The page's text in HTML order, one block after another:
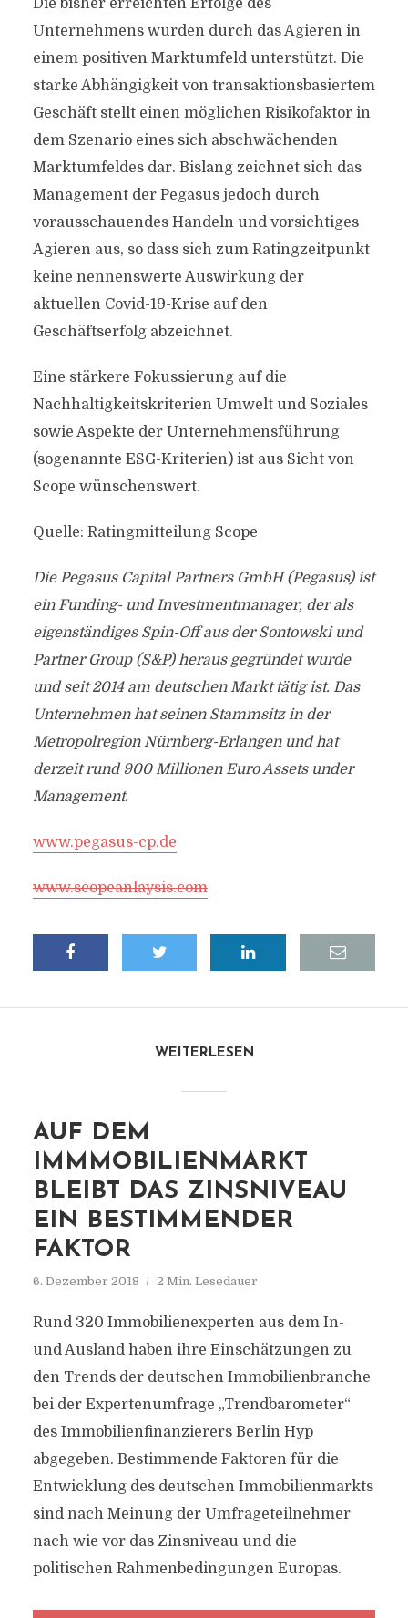
Die bisher erreichten Erfolge des
Unternehmens wurden durch das Agieren in
einem positiven Marktumfeld unterstützt. Die
starke Abhängigkeit von transaktionsbasiertem
Geschäft stellt einen möglichen Risikofaktor in
dem Szenario eines sich abschwächenden
Marktumfeldes dar. Bislang zeichnet sich das
Management der Pegasus jedoch durch
vorausschauendes Handeln und vorsichtiges
Agieren aus, so dass sich zum Ratingzeitpunkt
keine nennenswerte Auswirkung der
aktuellen Covid-19-Krise auf den
Geschäftserfolg abzeichnet.
Eine stärkere Fokussierung auf die
Nachhaltigkeitskriterien Umwelt und Soziales
sowie Aspekte der Unternehmensführung
(sogenannte ESG-Kriterien) ist aus Sicht von
Scope wünschenswert.
Quelle: Ratingmitteilung Scope
Die Pegasus Capital Partners GmbH (Pegasus) ist
ein Funding- und Investmentmanager, der als
eigenständiges Spin-Off aus der Sontowski und
Partner Group (S&P) heraus gegründet wurde
und seit 2014 am deutschen Markt tätig ist. Das
Unternehmen hat seinen Stammsitz in der
Metropolregion Nürnberg-Erlangen und hat
derzeit rund 900 Millionen Euro Assets under
Management.
www.pegasus-cp.de
www.scopeanlaysis.com
WEITERLESEN
AUF DEM
IMMMOBILIENMARKT
BLEIBT DAS ZINSNIVEAU
EIN BESTIMMENDER
FAKTOR
6. Dezember 2018 2 Min. Lesedauer
Rund 320 Immobilienexperten aus dem In-
und Ausland haben ihre Einschätzungen zu
den Trends der deutschen Immobilienbranche
bei der Expertenumfrage „Trendbarometer“
des Immobilienfinanzierers Berlin Hyp
abgegeben. Bestimmende Faktoren für die
Entwicklung des deutschen Immobilienmarkts
sind nach Meinung der Umfrageteilnehmer
nach wie vor das Zinsniveau und die
politischen Rahmenbedingungen Europas.